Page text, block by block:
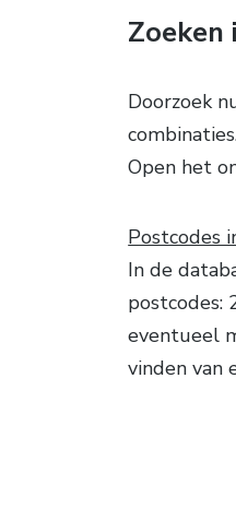
Zoeken
Doorzoek
Open het
Postcodes
In de
postcodes:
eventueel
vinden van